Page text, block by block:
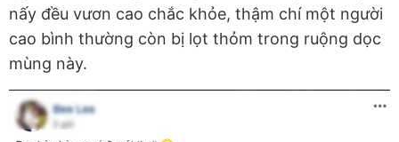
nấy đều vươn cao chắc khỏe, thậm chí một người
cao bình thường còn bị lọt thỏm trong ruộng dọc
mùng này.